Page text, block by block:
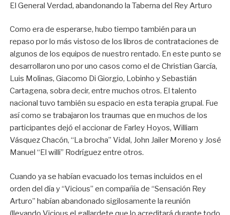
El General Verdad, abandonando la Taberna del Rey Arturo
Como era de esperarse, hubo tiempo también para un
repaso por lo más vistoso de los libros de contrataciones de
algunos de los equipos de nuestro rentado. En este punto se
desarrollaron uno por uno casos como el de Christian García,
Luis Molinas, Giacomo Di Giorgio, Lobinho y Sebastián
Cartagena, sobra decir, entre muchos otros. El talento
nacional tuvo también su espacio en esta terapia grupal. Fue
así como se trabajaron los traumas que en muchos de los
participantes dejó el accionar de Farley Hoyos, William
Vásquez Chacón, “La brocha” Vidal, John Jailer Moreno y José
Manuel “El willi” Rodríguez entre otros.
Cuando ya se habían evacuado los temas incluidos en el
orden del día y “Vicious” en compañía de “Sensación Rey
Arturo” habían abandonado sigilosamente la reunión